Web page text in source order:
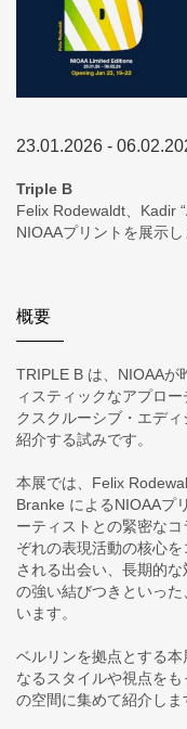
23.01.2026 -
Triple B
Felix Rodewaldt、Kadir
NIOAAプリントを展示し
概要
TRIPLE B は、NIOAAが
ィスティックなアプロ
クスクルーシブ・エデ
紹介する試みです。
本展では、Felix
Branke によるNIOAAプ
ーティストとの緊密な
ぞれの表現活動の核心
される出会い、長期的
の強い結びつきといっ
います。
ベルリンを拠点とする
なるスタイルや視点を
の空間に集めて紹介しま